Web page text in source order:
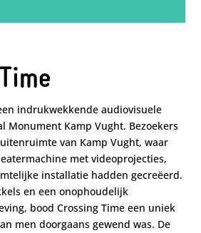
indrukwekkende audiovisuele
Monument Kamp Vught. Bezoekers
van Kamp Vught, waar
met videoprojecties,
installatie hadden gecreëerd.
en een onophoudelijk
bood Crossing Time een uniek
men doorgaans gewend was. De